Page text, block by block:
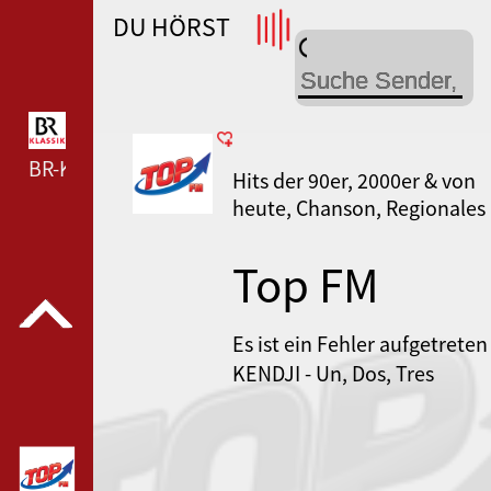
WDR 4 --- WDR 4 ---
BR-KLASSIK --- BR-KLASSIK ---
DU HÖRST
Hits der 90er, 2000er & von
heute, Chanson, Regionales
Top FM
Es ist ein Fehler aufgetreten
KENDJI - Un, Dos, Tres